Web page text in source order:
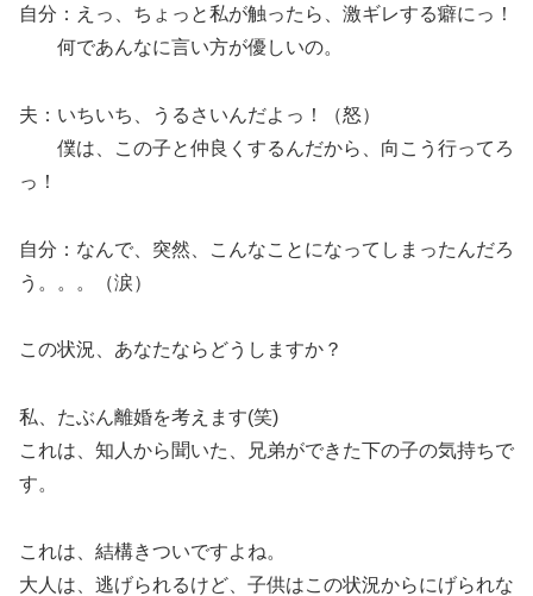
自分：えっ、ちょっと私が触ったら、激ギレする癖にっ！
何であんなに言い方が優しいの。
夫：いちいち、うるさいんだよっ！（怒）
僕は、この子と仲良くするんだから、向こう行ってろ
っ！
自分：なんで、突然、こんなことになってしまったんだろ
う。。。（涙）
この状況、あなたならどうしますか？
私、たぶん離婚を考えます(笑)
これは、知人から聞いた、兄弟ができた下の子の気持ちで
す。
これは、結構きついですよね。
大人は、逃げられるけど、子供はこの状況からにげられな